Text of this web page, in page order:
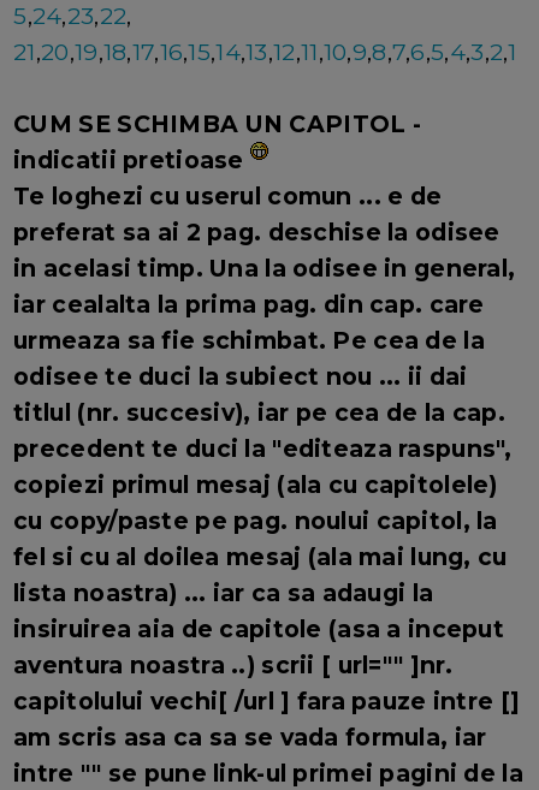
5,24,23,22,
21,20,19,18,17,16,15,14,13,12,11,10,9,8,7,6,5,4,3,2,1
CUM SE SCHIMBA UN CAPITOL -
indicatii pretioase
Te loghezi cu userul comun ... e de
preferat sa ai 2 pag. deschise la odisee
in acelasi timp. Una la odisee in general,
iar cealalta la prima pag. din cap. care
urmeaza sa fie schimbat. Pe cea de la
odisee te duci la subiect nou ... ii dai
titlul (nr. succesiv), iar pe cea de la cap.
precedent te duci la "editeaza raspuns",
copiezi primul mesaj (ala cu capitolele)
cu copy/paste pe pag. noului capitol, la
fel si cu al doilea mesaj (ala mai lung, cu
lista noastra) ... iar ca sa adaugi la
insiruirea aia de capitole (asa a inceput
aventura noastra ..) scrii [ url="" ]nr.
capitolului vechi[ /url ] fara pauze intre []
am scris asa ca sa se vada formula, iar
intre "" se pune link-ul primei pagini de la